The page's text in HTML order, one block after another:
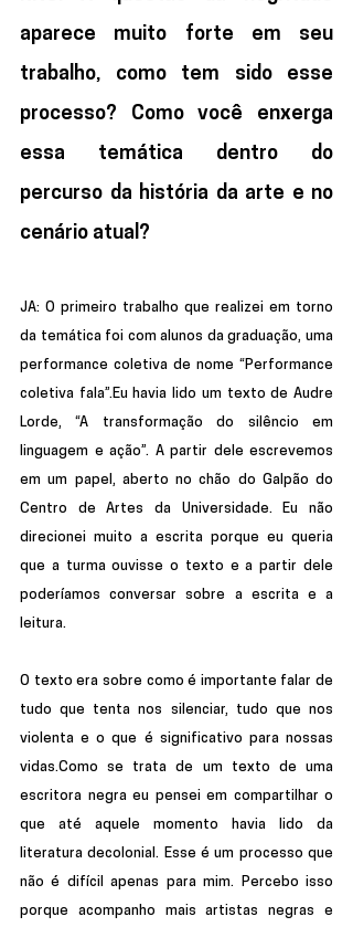
aparece muito forte em seu
trabalho, como tem sido esse
processo? Como você enxerga
essa temática dentro do
percurso da história da arte e no
cenário atual?
JA: O primeiro trabalho que realizei em torno
da temática foi com alunos da graduação, uma
performance coletiva de nome “Performance
coletiva fala”.Eu havia lido um texto de Audre
Lorde, “A transformação do silêncio em
linguagem e ação”. A partir dele escrevemos
em um papel, aberto no chão do Galpão do
Centro de Artes da Universidade. Eu não
direcionei muito a escrita porque eu queria
que a turma ouvisse o texto e a partir dele
poderíamos conversar sobre a escrita e a
leitura.
O texto era sobre como é importante falar de
tudo que tenta nos silenciar, tudo que nos
violenta e o que é significativo para nossas
vidas.Como se trata de um texto de uma
escritora negra eu pensei em compartilhar o
que até aquele momento havia lido da
literatura decolonial. Esse é um processo que
não é difícil apenas para mim. Percebo isso
porque acompanho mais artistas negras e